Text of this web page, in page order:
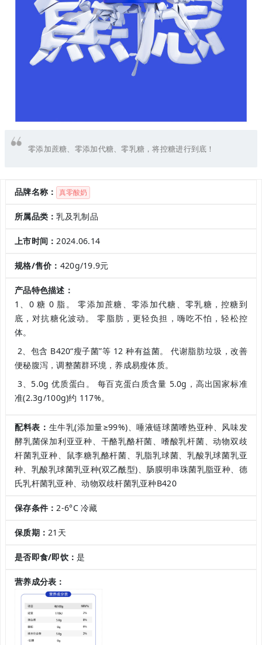
零添加蔗糖、零添加代糖、零乳糖，将控糖进行到底！
品牌名称： 真零酸奶
所属品类：乳及乳制品
上市时间：2024.06.14
规格/售价： 420g/19.9元
产品特色描述：
1、0 糖 0 脂。 零添加蔗糖、零添加代糖、零乳糖，控糖到
底，对抗糖化波动。 零脂肪，更轻负担，嗨吃不怕，轻松控
体。
2、包含 B420“瘦子菌”等 12 种有益菌。 代谢脂肪垃圾，改善
便秘腹泻，调整菌群环境，养成易瘦体质。
3、5.0g 优质蛋白。 每百克蛋白质含量 5.0g，高出国家标准
准(2.3g/100g)约 117%。
配料表： 生牛乳(添加量≥99%)、唾液链球菌嗜热亚种、风味发
酵乳菌保加利亚亚种、干酪乳酪杆菌、嗜酸乳杆菌、动物双歧
杆菌乳亚种、鼠李糖乳酪杆菌、乳脂乳球菌、乳酸乳球菌乳亚
种、乳酸乳球菌乳亚种(双乙酰型)、肠膜明串珠菌乳脂亚种、德
氏乳杆菌乳亚种、动物双歧杆菌乳亚种B420
保存条件：2-6°C 冷藏
保质期：21天
是否即食/即饮：是
营养成分表：